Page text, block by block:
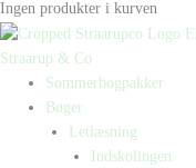
Ingen produkter i kurven
Straarup & Co
Sommerbogpakker
Bøger
Letlæsning
Indskolingen